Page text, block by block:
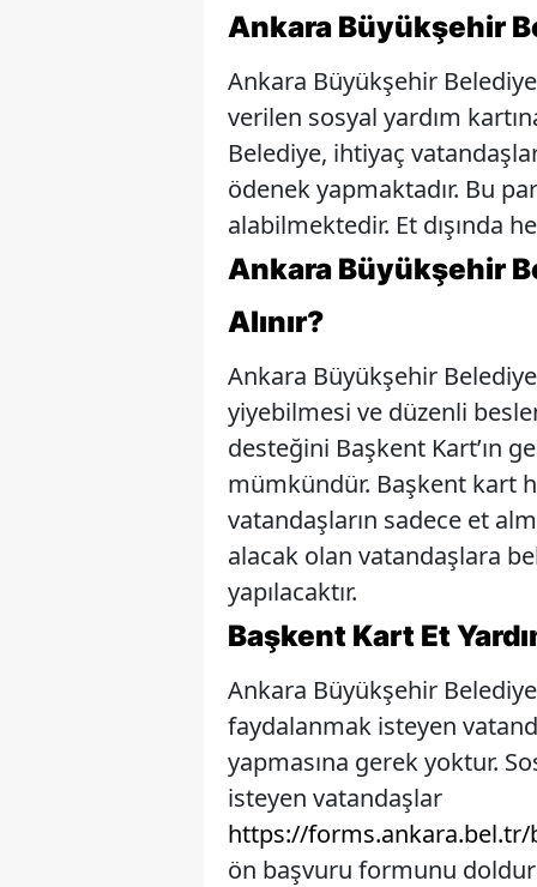
Ankara Büyükşehir
Ankara Büyükşehir
verilen sosyal yardım
Belediye, ihtiyaç
ödenek yapmaktadır. Bu
alabilmektedir. Et dışında
Ankara Büyükşehir
Alınır?
Ankara Büyükşehir
yiyebilmesi ve düzenli
desteğini Başkent Kart’ın
mümkündür. Başkent kart
vatandaşların sadece et
alacak olan vatandaşlara
yapılacaktır.
Başkent Kart Et
Ankara Büyükşehir
faydalanmak isteyen
yapmasına gerek yoktur.
isteyen vatandaşlar
https://
ön başvuru formunu